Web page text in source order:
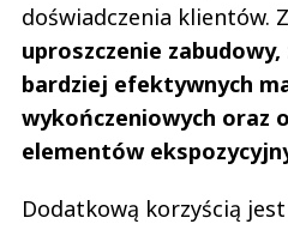
doświadczenia klientów.
uproszczenie
bardziej efektywnych
wykończeniowych oraz
elementów
Dodatkową korzyścią